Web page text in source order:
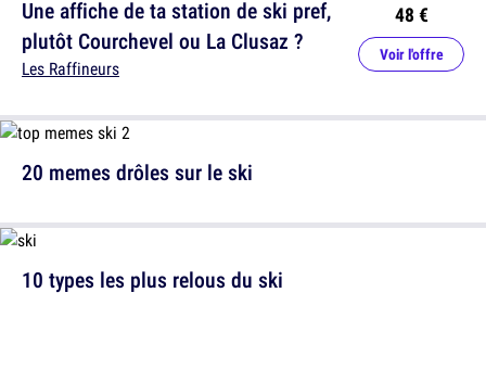
Une affiche de ta station de ski pref,
plutôt Courchevel ou La Clusaz ?
Les Raffineurs
48 €
Voir l'offre
10 types les plus relous du ski
20 memes drôles sur le ski